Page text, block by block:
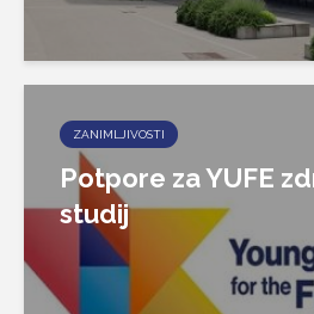
ZANIMLJIVOSTI
Potpore za YUFE
studij